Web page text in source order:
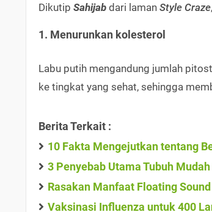
Dikutip Sahijab dari laman Style Craze
1. Menurunkan kolesterol
Labu putih mengandung jumlah
ke tingkat yang sehat, sehingga
Berita Terkait :
10 Fakta Mengejutkan tentang
3 Penyebab Utama Tubuh
Rasakan Manfaat Floating
Vaksinasi Influenza untuk 400